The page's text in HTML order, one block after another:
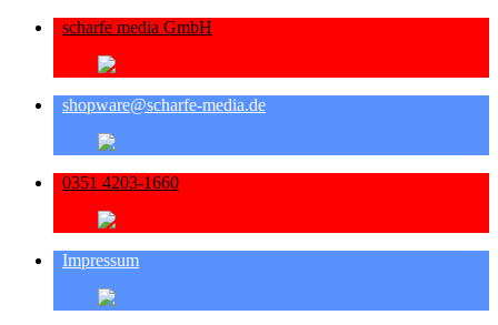
scharfe media GmbH
shopware@scharfe-media.de
0351 4203-1660
Impressum